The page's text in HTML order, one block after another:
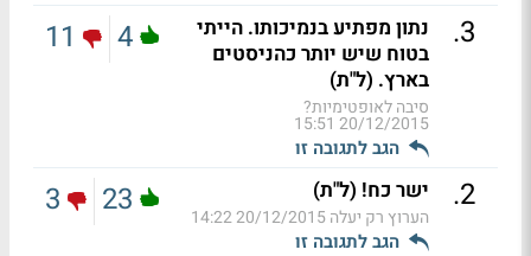
3
.
נתון מפתיע בנמיכותו. הייתי
בטוח שיש יותר כהניסטים
בארץ. (ל"ת)
סיבה לאופטימיות?
20/12/2015 15:51
הגב לתגובה זו
4
11
2
. ישר כח! (ל"ת)
הערוץ רק יעלה20/12/2015 14:22
הגב לתגובה זו
23
3